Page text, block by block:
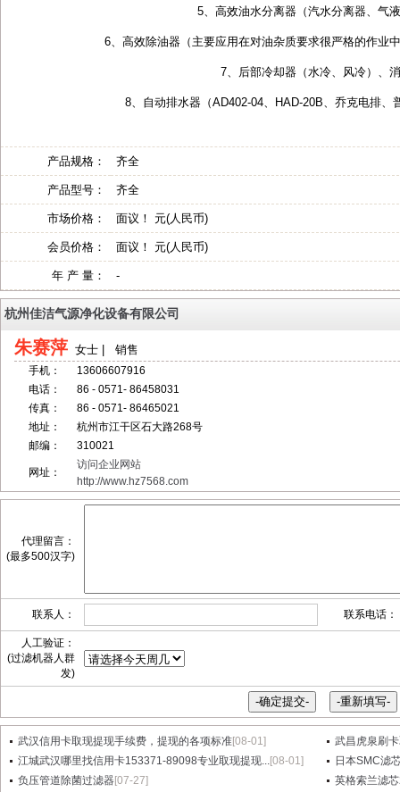
5、高效油水分离器（汽水分离器、气
6、高效除油器（主要应用在对油杂质要求很严格的作业
7、后部冷却器（水冷、风冷）、
8、自动排水器（AD402-04、HAD-20B、乔克电排、
产品规格： 齐全
产品型号： 齐全
市场价格： 面议！ 元(人民币)
会员价格： 面议！ 元(人民币)
年 产 量： -
杭州佳洁气源净化设备有限公司
朱赛萍 女士 | 销售
手机：
13606607916
电话：
86 - 0571- 86458031
传真：
86 - 0571- 86465021
地址：
杭州市江干区石大路268号
邮编：
310021
网址：
访问企业网站
http://www.hz7568.com
代理留言：
(最多500汉字)
联系人： 联系电话：
人工验证：
(过滤机器人群
发)
武汉信用卡取现提现手续费，提现的各项标准[08-01]
武昌虎泉刷
江城武汉哪里找信用卡153371-89098专业取现提现...[08-01]
日本SMC滤
负压管道除菌过滤器[07-27] 英格索兰滤